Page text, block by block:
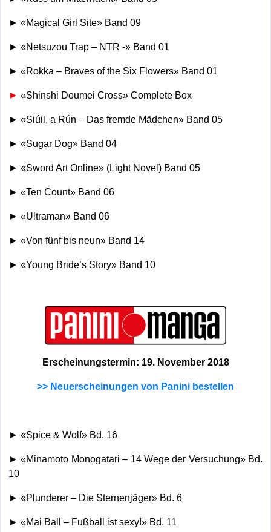
► «Magical Girl Site» Band 09
► «Netsuzou Trap – NTR -» Band 01
► «Rokka – Braves of the Six Flowers» Band 01
► «Shinshi Doumei Cross» Complete Box
► «Siúil, a Rún – Das fremde Mädchen» Band 05
► «Sugar Dog» Band 04
► «Sword Art Online» (Light Novel) Band 05
► «Ten Count» Band 06
► «Ultraman» Band 06
► «Von fünf bis neun» Band 14
► «Young Bride’s Story» Band 10
Erscheinungstermin: 19. November 2018
>> Neuerscheinungen von Panini bestellen
► «Spice & Wolf» Bd. 16
► «Minamoto Monogatari – 14 Wege der Versuchung» Bd.
10
► «Plunderer – Die Sternenjäger» Bd. 6
► «Mai Ball – Fußball ist sexy!» Bd. 11